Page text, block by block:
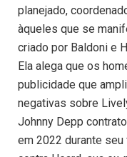
planejado,
àqueles que se
criado por Baldoni e
Ela alega que os
publicidade que
negativas sobre
Johnny Depp
em 2022 durante